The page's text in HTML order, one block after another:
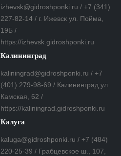
izhevsk@gidroshponki.ru / +7 (341)
227-82-14 / г. Ижевск ул. Пойма,
19Б /
https://izhevsk.gidroshponki.ru
Калининград
kaliningrad@gidroshponki.ru / +7
(401) 279-98-69 / Калининград ул.
Камская, 62 /
https://kaliningrad.gidroshponki.ru
Калуга
kaluga@gidroshponki.ru / +7 (484)
220-25-39 / Грабцевское ш., 107,